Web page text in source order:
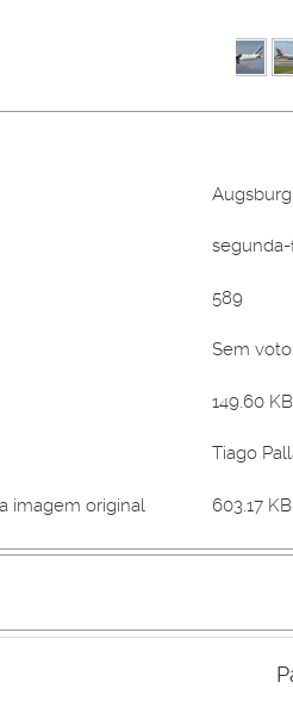
segunda-
589
Sem
149.60
Tiago
imagem original 603.17